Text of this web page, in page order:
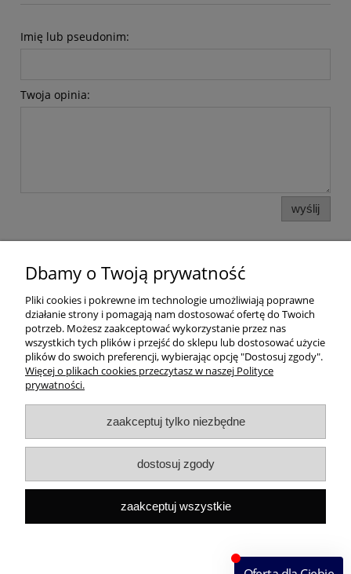
Imię lub pseudonim:
Twoja opinia:
wyślij
Pomoc
Dostawa
Moje konto
O firmie
Rekomendowane strony
Szybki kontakt
Capital ul. Tenisowa 8/U1, 02-602 Warszawa, Tel:+48
pokaż pełną wersję strony
Dbamy o Twoją prywatność
Pliki cookies i pokrewne im technologie umożliwiają poprawne
działanie strony i pomagają nam dostosować ofertę do Twoich
potrzeb. Możesz zaakceptować wykorzystanie przez nas
wszystkich tych plików i przejść do sklepu lub dostosować użycie
plików do swoich preferencji, wybierając opcję "Dostosuj zgody".
Więcej o plikach cookies przeczytasz w naszej Polityce
prywatności.
zaakceptuj tylko niezbędne
dostosuj zgody
zaakceptuj wszystkie